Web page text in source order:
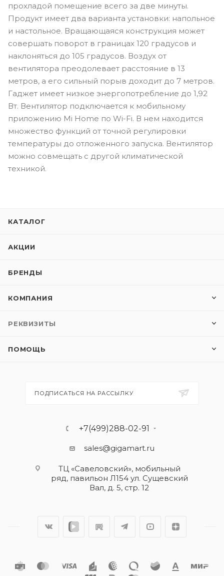
прохладой помещение всего за две минуты.
Продукт имеет два варианта установки: напольное
и настольное. Вращающаяся конструкция может
совершать поворот в границах 120 градусов и
наклоняться до 105 градусов. Воздух от
вентилятора преодолевает расстояние в 13
метров, а его сильный порыв доходит до 7 метров.
Гаджет имеет низкое энергопотребление до 1,92
Вт. Вентилятор подключается к мобильному
приложению Mi Home по Wi-Fi. В нем находится
множество функций от точной регулировки
температуры до отложенного запуска. Вентилятор
можно совмещать с другой климатической
техникой.
КАТАЛОГ
АКЦИИ
БРЕНДЫ
КОМПАНИЯ
РЕКВИЗИТЫ
ПОМОЩЬ
ПОДПИСАТЬСЯ НА РАССЫЛКУ
+7(499)288-02-91
sales@gigamart.ru
ТЦ «Савеловский», мобильный
ряд, павильон Л154 ул. Сущевский
Вал, д. 5, стр. 12